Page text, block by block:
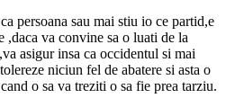
persoana sau mai stiu io ce partid,e
,daca va convine sa o luati de la
asigur insa ca occidentul si mai
niciun fel de abatere si asta o
o sa va treziti o sa fie prea tarziu.